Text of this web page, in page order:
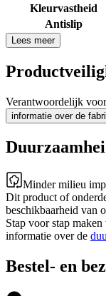
Kleurvastheid
Antislip
Lees meer
Verantwoordelijk
informatie over de
Minder milieu
Dit product of
beschikbaarheid van
Stap voor stap
informatie over de
Bestel- en